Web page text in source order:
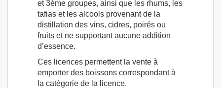
et 3ème groupes, ainsi que les rhums, les
tafias et les alcools provenant de la
distillation des vins, cidres, poirés ou
fruits et ne supportant aucune addition
d’essence.
Ces licences permettent la vente à
emporter des boissons correspondant à
la catégorie de la licence.